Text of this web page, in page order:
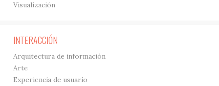
Visualización
INTERACCIÓN
Arquitectura de información
Arte
Experiencia de usuario